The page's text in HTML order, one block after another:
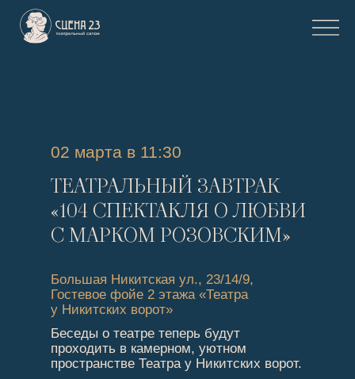
ТЕАТРАЛЬНЫЙ ЗАВТРАК
«104 СПЕКТАКЛЯ О ЛЮБВИ
С МАРКОМ РОЗОВСКИМ»
02 марта в 11:30
Большая Никитская ул., 23/14/9,
Гостевое фойе 2 этажа «Театра
у Никитских ворот»
Беседы о театре теперь будут
проходить в камерном, уютном
пространстве Театра у Никитских ворот.